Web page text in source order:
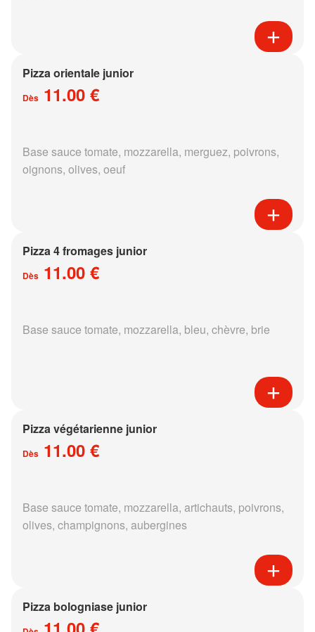
Pizza orientale junior
Dès 11.00 €
Base sauce tomate, mozzarella, merguez, poivrons,
oignons, olives, oeuf
Pizza 4 fromages junior
Dès 11.00 €
Base sauce tomate, mozzarella, bleu, chèvre, brie
Pizza végétarienne junior
Dès 11.00 €
Base sauce tomate, mozzarella, artichauts, poivrons,
olives, champignons, aubergines
Pizza bologniase junior